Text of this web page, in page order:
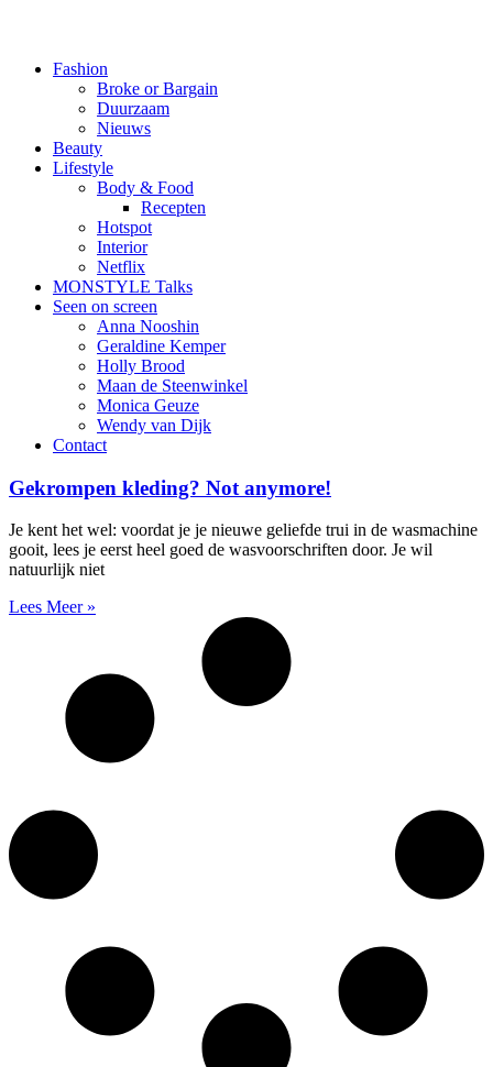
Fashion
Broke or Bargain
Duurzaam
Nieuws
Beauty
Lifestyle
Body & Food
Recepten
Hotspot
Interior
Netflix
MONSTYLE Talks
Seen on screen
Anna Nooshin
Geraldine Kemper
Holly Brood
Maan de Steenwinkel
Monica Geuze
Wendy van Dijk
Contact
Gekrompen kleding? Not anymore!
Je kent het wel: voordat je je nieuwe geliefde trui in de wasmachine
gooit, lees je eerst heel goed de wasvoorschriften door. Je wil
natuurlijk niet
Lees Meer »